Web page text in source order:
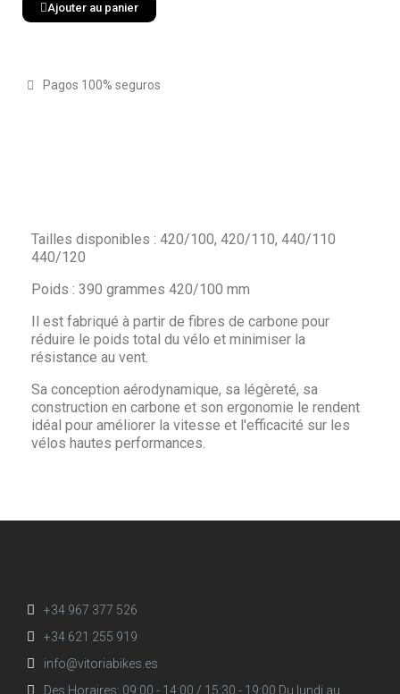
Ajouter au panier
Pagos 100% seguros
Tailles disponibles : 420/100, 420/110, 440/110
440/120
Poids : 390 grammes 420/100 mm
Il est fabriqué à partir de fibres de carbone pour
réduire le poids total du vélo et minimiser la
résistance au vent.
Sa conception aérodynamique, sa légèreté, sa
construction en carbone et son ergonomie le rendent
idéal pour améliorer la vitesse et l'efficacité sur les
vélos hautes performances.
+34 967 377 526
+34 621 255 919
info@vitoriabikes.es
Des Horaires: 09:00 - 14:00 / 15:30 - 19:00 Du lundi au